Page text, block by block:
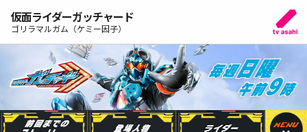
仮面ライダーガッチャード
ゴリラマルガム（ケミー因子）